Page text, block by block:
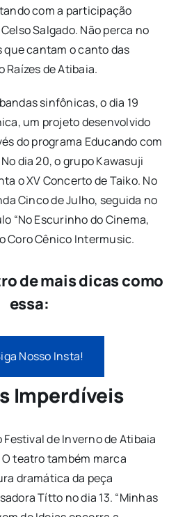
com a participação
Salgado. Não perca no
que cantam o canto das
Raízes de Atibaia.
sinfônicas, o dia 19
um projeto desenvolvido
do programa Educando com
dia 20, o grupo Kawasuji
o XV Concerto de Taiko. No
Cinco de Julho, seguida no
“No Escurinho do Cinema,
Coro Cênico Intermusic.
de mais dicas como
essa:
Nosso Insta!
Imperdíveis
de Inverno de Atibaia
teatro também marca
dramática da peça
Títto no dia 13. “Minhas